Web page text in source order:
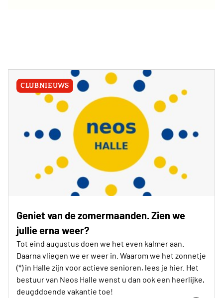
CLUBNIEUWS
Geniet van de zomermaanden. Zien we
jullie erna weer?
Tot eind augustus doen we het even kalmer aan.
Daarna vliegen we er weer in. Waarom we het zonnetje
(*) in Halle zijn voor actieve senioren, lees je hier. Het
bestuur van Neos Halle wenst u dan ook een heerlijke,
deugddoende vakantie toe!